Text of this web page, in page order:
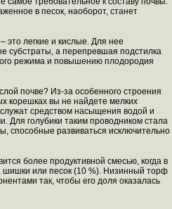
в песок, наоборот, станет
это легкие и кислые. Для нее
субстраты, а перепревшая подстилка
режима и повышению плодородия
почве? Из-за особенного строения
корешках вы не найдете мелких
средством насыщения водой и
Для голубики таким проводником стала
способные развиваться исключительно
более продуктивной смесью, когда в
шишки или песок (10 %). Низинный торф
так, чтобы его доля оказалась